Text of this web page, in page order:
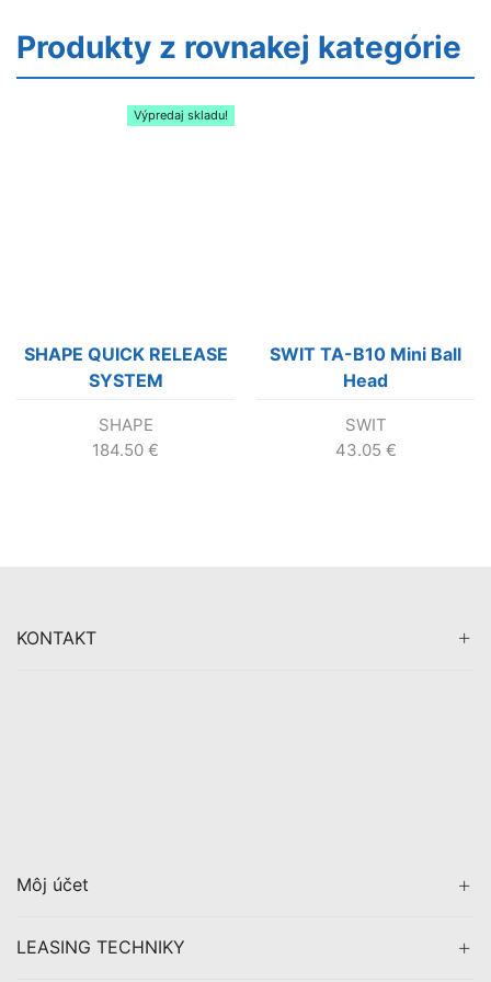
Produkty z rovnakej kategórie
Výpredaj skladu!
SHAPE QUICK RELEASE
SYSTEM
SHAPE
184.50 €
SWIT TA-B10 Mini Ball
Head
SWIT
43.05 €
KONTAKT
Môj účet
LEASING TECHNIKY